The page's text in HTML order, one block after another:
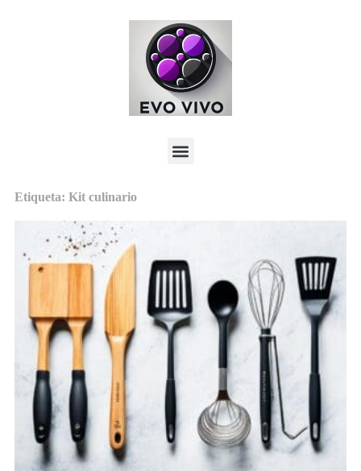
Etiqueta: Kit culinario